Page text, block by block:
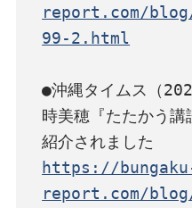
report.com/
99-2.html
●沖縄タイムス（
時美穂『たたかう
https://
report.com/